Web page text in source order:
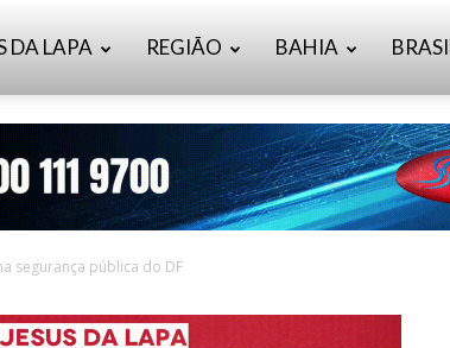
DA LAPA REGIÃO BAHIA
segurança pública do DF